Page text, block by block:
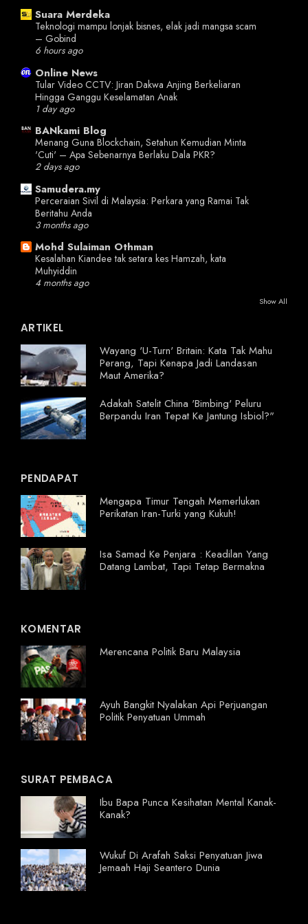
Suara Merdeka
Teknologi mampu lonjak bisnes, elak jadi mangsa scam
– Gobind
6 hours ago
Online News
Tular Video CCTV: Jiran Dakwa Anjing Berkeliaran
Hingga Ganggu Keselamatan Anak
1 day ago
BANkami Blog
Menang Guna Blockchain, Setahun Kemudian Minta
'Cuti' – Apa Sebenarnya Berlaku Dala PKR?
2 days ago
Samudera.my
Perceraian Sivil di Malaysia: Perkara yang Ramai Tak
Beritahu Anda
3 months ago
Mohd Sulaiman Othman
Kesalahan Kiandee tak setara kes Hamzah, kata
Muhyiddin
4 months ago
Show All
ARTIKEL
Wayang 'U-Turn' Britain: Kata Tak Mahu
Perang, Tapi Kenapa Jadi Landasan
Maut Amerika?
Adakah Satelit China 'Bimbing' Peluru
Berpandu Iran Tepat Ke Jantung Isbiol?"
PENDAPAT
Mengapa Timur Tengah Memerlukan
Perikatan Iran-Turki yang Kukuh!
Isa Samad Ke Penjara : Keadilan Yang
Datang Lambat, Tapi Tetap Bermakna
KOMENTAR
Merencana Politik Baru Malaysia
Ayuh Bangkit Nyalakan Api Perjuangan
Politik Penyatuan Ummah
SURAT PEMBACA
Ibu Bapa Punca Kesihatan Mental Kanak-
Kanak?
Wukuf Di Arafah Saksi Penyatuan Jiwa
Jemaah Haji Seantero Dunia